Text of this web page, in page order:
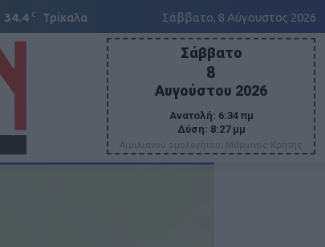
34.4 C Τρίκαλα Σάββατο, 8 Αύγουστος 2026
Σάββατο
8
Αυγούστου 2026
Ανατολή: 6:34 πμ
Δύση: 8:27 μμ
Αιμιλιανού ομολογήτου, Μύρωνος Κρήτης